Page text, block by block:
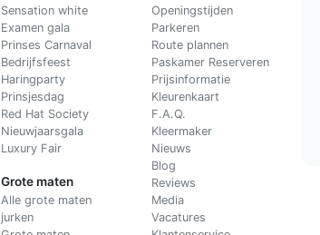
Sensation white
Examen gala
Prinses Carnaval
Bedrijfsfeest
Haringparty
Prinsjesdag
Red Hat Society
Nieuwjaarsgala
Luxury Fair
Grote maten
Alle grote maten
jurken
Openingstijden
Parkeren
Route plannen
Paskamer Reserveren
Prijsinformatie
Kleurenkaart
F.A.Q.
Kleermaker
Nieuws
Blog
Reviews
Media
Vacatures